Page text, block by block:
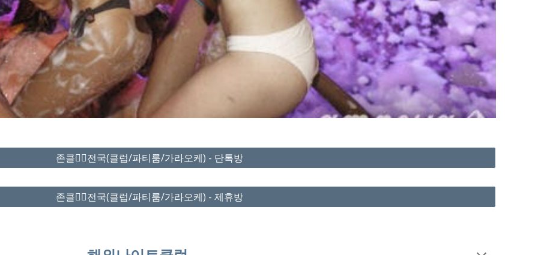
존클❤️‍🔥전국(클럽/파티룸/가라오케) - 단톡방
존클❤️‍🔥전국(클럽/파티룸/가라오케) - 제휴방